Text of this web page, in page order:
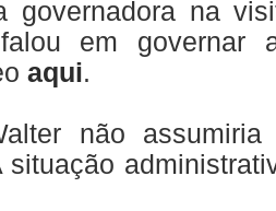
governadora na
em governar
aqui.
não
situação